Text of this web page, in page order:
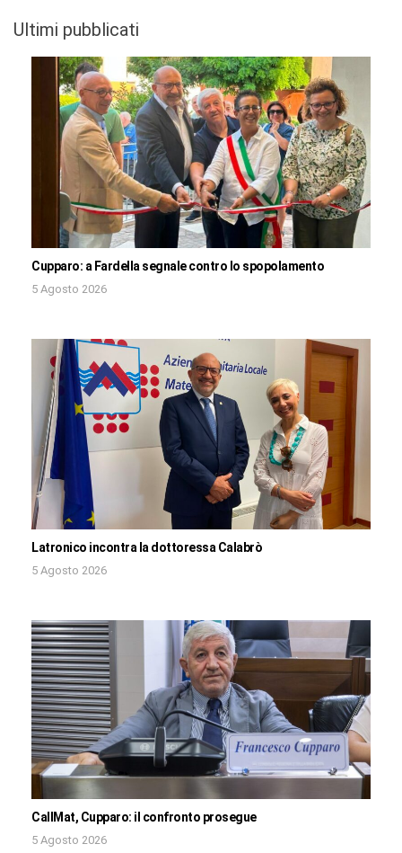
Ultimi pubblicati
Cupparo: a Fardella segnale contro lo spopolamento
5 Agosto 2026
Latronico incontra la dottoressa Calabrò
5 Agosto 2026
CallMat, Cupparo: il confronto prosegue
5 Agosto 2026